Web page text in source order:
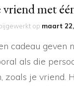
vriend met
op maart
cadeau geven
als die
zoals je vriend.